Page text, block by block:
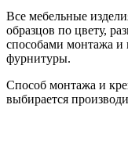
Все мебельные
образцов по цвету,
способами монтажа
фурнитуры.
Способ монтажа и
выбирается